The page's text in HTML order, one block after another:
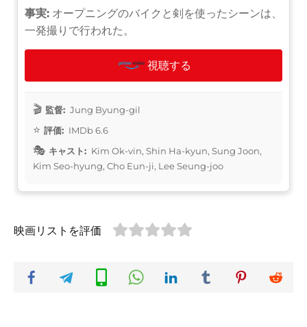
事実: オープニングのバイクと剣を使ったシーンは、
一発撮りで行われた。
視聴する
監督: Jung Byung-gil
評価: IMDb 6.6
キャスト: Kim Ok-vin, Shin Ha-kyun, Sung Joon,
Kim Seo-hyung, Cho Eun-ji, Lee Seung-joo
映画リストを評価